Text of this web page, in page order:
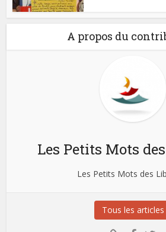
A propos du
Les Petits Mots
Les Petits Mots des
Tous les articles